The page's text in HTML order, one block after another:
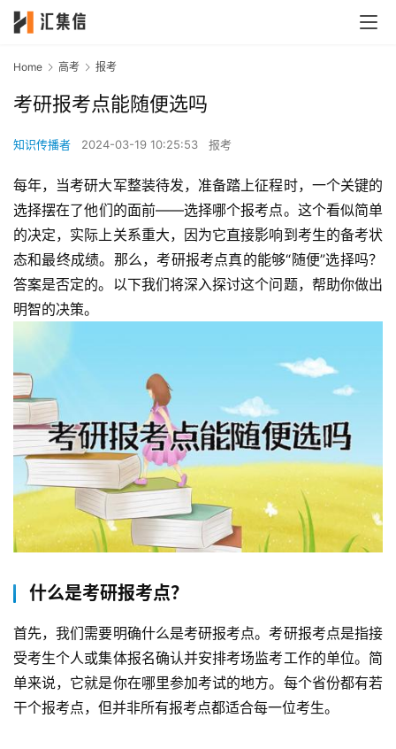
Home 高考 报考
考研报考点能随便选吗
知识传播者 2024-03-19 10:25:53 报考
每年，当考研大军整装待发，准备踏上征程时，一个关键的
选择摆在了他们的面前——选择哪个报考点。这个看似简单
的决定，实际上关系重大，因为它直接影响到考生的备考状
态和最终成绩。那么，考研报考点真的能够“随便”选择吗？
答案是否定的。以下我们将深入探讨这个问题，帮助你做出
明智的决策。
什么是考研报考点？
首先，我们需要明确什么是考研报考点。考研报考点是指接
受考生个人或集体报名确认并安排考场监考工作的单位。简
单来说，它就是你在哪里参加考试的地方。每个省份都有若
干个报考点，但并非所有报考点都适合每一位考生。